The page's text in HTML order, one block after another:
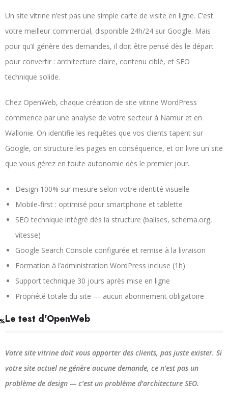
Un site vitrine n’est pas une simple carte de visite en ligne. C’est
votre meilleur commercial, disponible 24h/24 sur Google. Mais
pour qu’il génère des demandes, il doit être pensé dès le départ
pour convertir : architecture claire, contenu ciblé, et SEO
technique solide.
Chez OpenWeb, chaque création de site vitrine WordPress
commence par une analyse de votre secteur à Namur et en
Wallonie. On identifie les requêtes que vos clients tapent sur
Google, on structure les pages en conséquence, et on livre un site
que vous gérez en toute autonomie dès le premier jour.
Design 100% sur mesure selon votre identité visuelle
Mobile-first : optimisé pour smartphone et tablette
SEO technique intégré dès la structure (balises, schema.org,
vitesse)
Google Search Console configurée et remise à la livraison
Formation à l’administration WordPress incluse (1h)
Support technique 30 jours après mise en ligne
Propriété totale du site — aucun abonnement obligatoire
Le test d'OpenWeb
Votre site vitrine doit vous apporter des clients, pas juste exister. Si
votre site actuel ne génère aucune demande, ce n’est pas un
problème de design — c’est un problème d’architecture SEO.